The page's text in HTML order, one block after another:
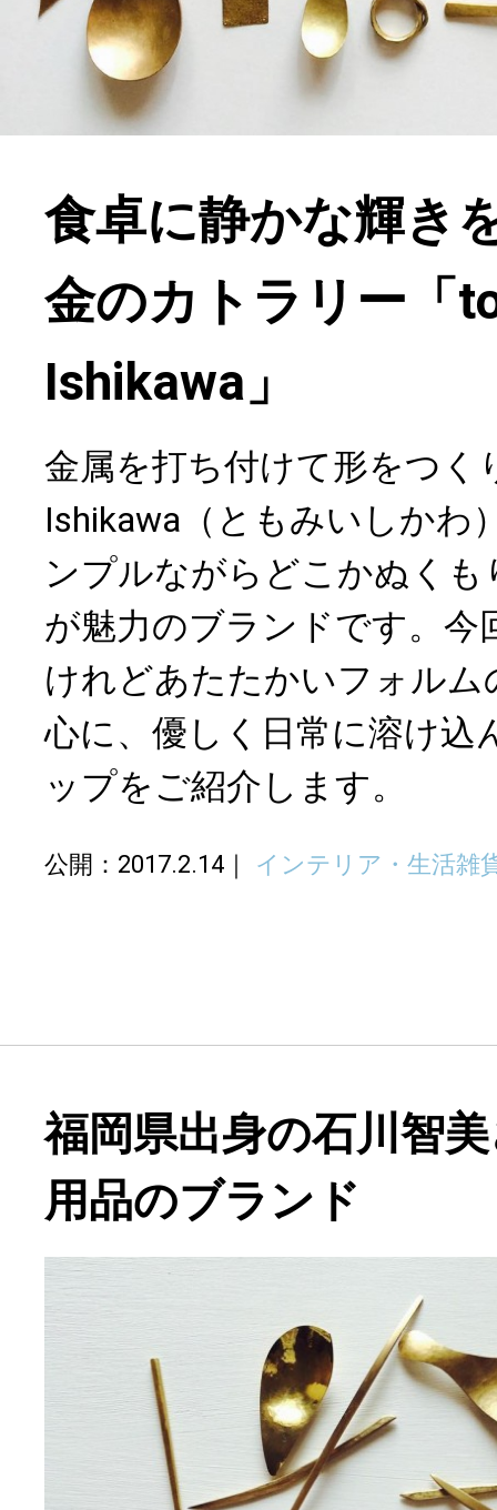
食卓に静かな輝き
金のカトラリー「
Ishikawa」
金属を打ち付けて形をつく
Ishikawa（ともみいしかわ
ンプルながらどこかぬく
が魅力のブランドです。今
けれどあたたかいフォル
心に、優しく日常に溶け込
ップをご紹介します。
公開：2017.2.14 インテリア・生活雑
福岡県出身の石川智
用品のブランド